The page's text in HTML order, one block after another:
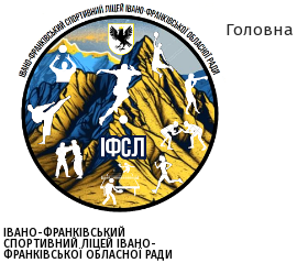
ІВАНО-ФРАНКІВСЬКИЙ
СПОРТИВНИЙ ЛІЦЕЙ ІВАНО-
ФРАНКІВСЬКОЇ ОБЛАСНОЇ РАДИ
Головна